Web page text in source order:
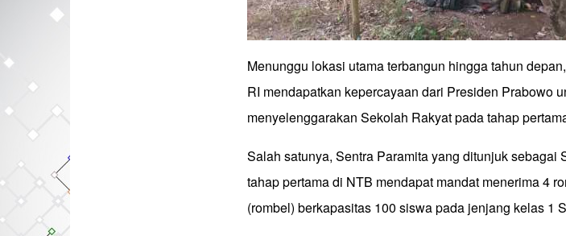
Menunggu lokasi utama terbangun hingga tahun
RI mendapatkan kepercayaan dari Presiden Prabowo
menyelenggarakan Sekolah Rakyat pada tahap
Salah satunya, Sentra Paramita yang ditunjuk sebagai
tahap pertama di NTB mendapat mandat menerima 4
(rombel) berkapasitas 100 siswa pada jenjang kelas 1